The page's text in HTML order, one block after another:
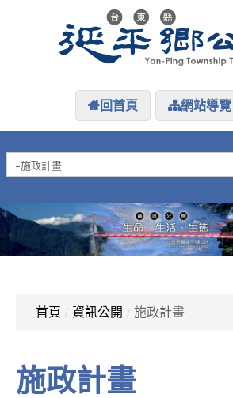
回首頁 網站導覽
延平介紹
防災專區
資訊公開
探索延平
首頁 / 資訊公開 / 施政計畫
施政計畫